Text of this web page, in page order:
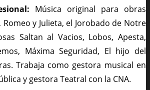
Música original para obras
y Julieta, el Jorobado de Notre
Saltan al Vacios, Lobos, Apesta,
Máxima Seguridad, El hijo del
Trabaja como gestora musical en
y gestora Teatral con la CNA.